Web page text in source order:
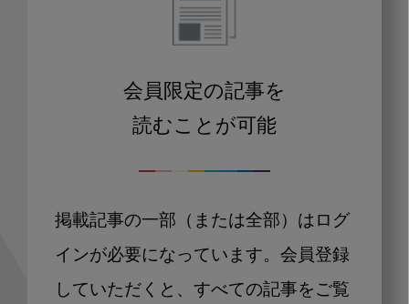
会員限定の記事を
読むことが可能
掲載記事の一部（または全部）はログ
インが必要になっています。会員登録
していただくと、すべての記事をご覧